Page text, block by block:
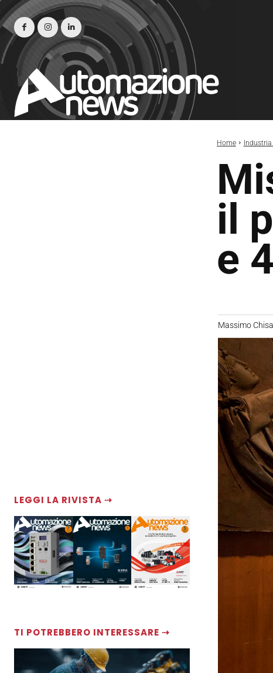
Home Industria
il
e
LEGGI LA RIVISTA ⇢
TI POTREBBERO INTERESSARE ⇢
Massimo